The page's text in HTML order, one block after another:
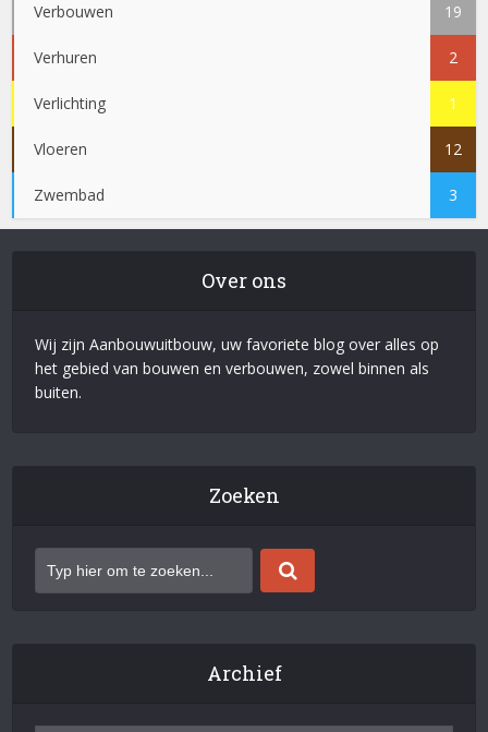
Verbouwen 19
Verhuren 2
Verlichting 1
Vloeren 12
Zwembad 3
Over ons
Wij zijn Aanbouwuitbouw, uw favoriete blog over alles op
het gebied van bouwen en verbouwen, zowel binnen als
buiten.
Zoeken
Archief